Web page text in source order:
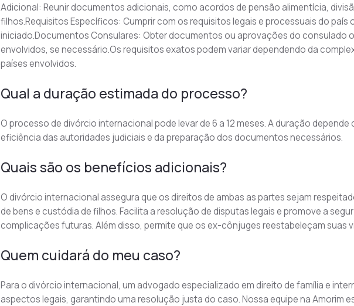
Adicional: Reunir documentos adicionais, como acordos de pensão alimentícia,
filhos.Requisitos Específicos: Cumprir com os requisitos legais e processuais do país
iniciado.Documentos Consulares: Obter documentos ou aprovações do consulado
envolvidos, se necessário.Os requisitos exatos podem variar dependendo da
países envolvidos.
Qual a duração estimada do processo?
O processo de divórcio internacional pode levar de 6 a 12 meses. A duração
eficiência das autoridades judiciais e da preparação dos documentos necessários.
Quais são os benefícios adicionais?
O divórcio internacional assegura que os direitos de ambas as partes sejam
de bens e custódia de filhos. Facilita a resolução de disputas legais e promove a
complicações futuras. Além disso, permite que os ex-cônjuges reestabeleçam suas
Quem cuidará do meu caso?
Para o divórcio internacional, um advogado especializado em direito de família e
aspectos legais, garantindo uma resolução justa do caso. Nossa equipe na Amorim